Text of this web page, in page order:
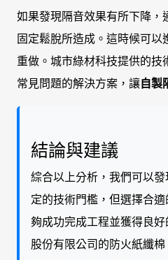
如果發現隔音效果有所下降，
固定鬆脫所造成。這時候可
重做。城市綠材科技提供的技
常見問題的解決方案，讓自製
結論與建議
綜合以上分析，我們可以發
定的技術門檻，但選擇合
夠成功完成工程並獲得良
股份有限公司的防火紙纖